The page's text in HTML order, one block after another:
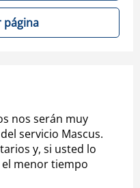
página
nos serán muy
servicio Mascus.
y, si usted lo
menor tiempo